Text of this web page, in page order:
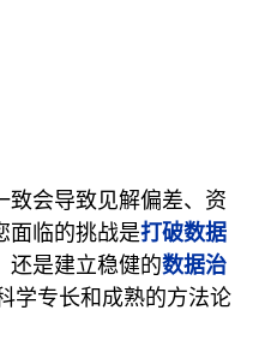
会导致见解偏差、资
面临的挑战是打破数据
还是建立稳健的数据治
学专长和成熟的方法论